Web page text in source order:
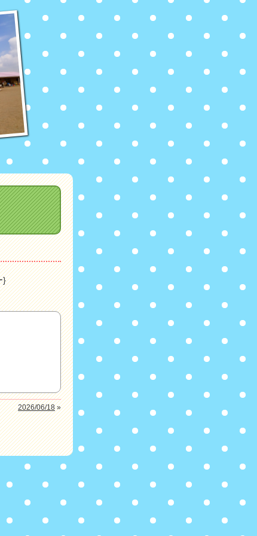
}
2026/06/18»